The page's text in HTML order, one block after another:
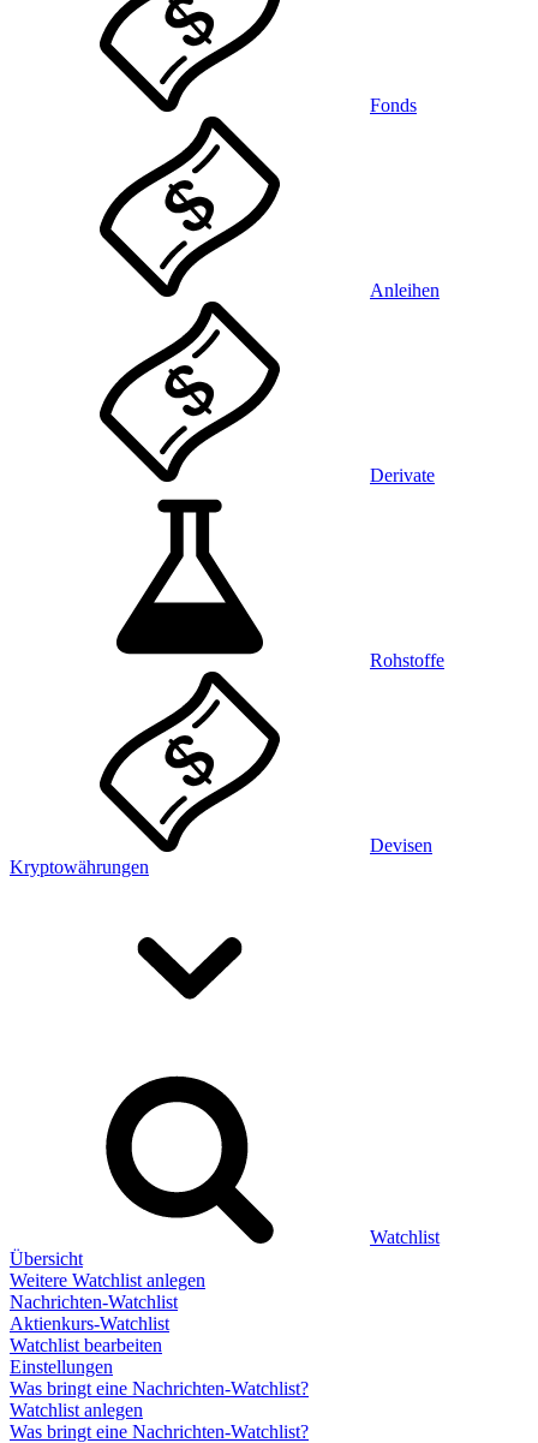
Fonds
Anleihen
Derivate
Rohstoffe
Devisen
Kryptowährungen
Watchlist
Übersicht
Weitere Watchlist anlegen
Nachrichten-Watchlist
Aktienkurs-Watchlist
Watchlist bearbeiten
Einstellungen
Was bringt eine Nachrichten-Watchlist?
Watchlist anlegen
Was bringt eine Nachrichten-Watchlist?